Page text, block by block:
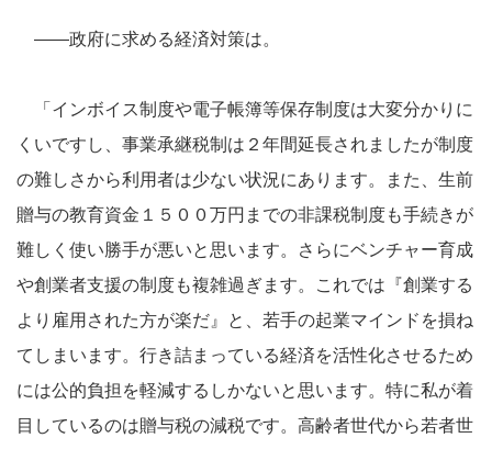
――政府に求める経済対策は。
「インボイス制度や電子帳簿等保存制度は大変分かりに
くいですし、事業承継税制は２年間延長されましたが制度
の難しさから利用者は少ない状況にあります。また、生前
贈与の教育資金１５００万円までの非課税制度も手続きが
難しく使い勝手が悪いと思います。さらにベンチャー育成
や創業者支援の制度も複雑過ぎます。これでは『創業する
より雇用された方が楽だ』と、若手の起業マインドを損ね
てしまいます。行き詰まっている経済を活性化させるため
には公的負担を軽減するしかないと思います。特に私が着
目しているのは贈与税の減税です。高齢者世代から若者世